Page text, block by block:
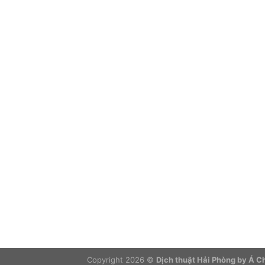
Copyright 2026 © Dịch thuật Hải Phòng by Á